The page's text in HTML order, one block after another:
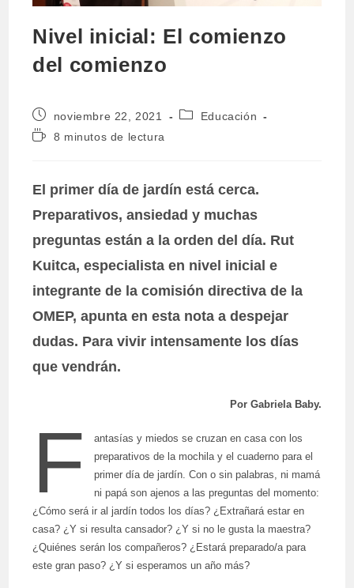
Nivel inicial: El comienzo
del comienzo
Publicación
de
la
noviembre 22, 2021
Categoría
Educación
Tiempo8 minutos de lectura
El primer día de jardín está cerca.
Preparativos, ansiedad y muchas
preguntas están a la orden del día. Rut
Kuitca, especialista en nivel inicial e
integrante de la comisión directiva de la
OMEP, apunta en esta nota a despejar
dudas. Para vivir intensamente los días
que vendrán.
Por Gabriela Baby.
F
antasías y miedos se cruzan en casa con los
preparativos de la mochila y el cuaderno para el
primer día de jardín. Con o sin palabras, ni mamá
ni papá son ajenos a las preguntas del momento:
¿Cómo será ir al jardín todos los días? ¿Extrañará estar en
casa? ¿Y si resulta cansador? ¿Y si no le gusta la maestra?
¿Quiénes serán los compañeros? ¿Estará preparado/a para
este gran paso? ¿Y si esperamos un año más?